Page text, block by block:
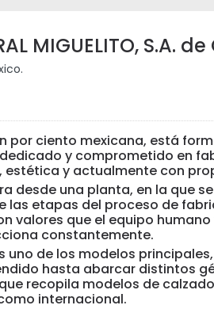
MIGUELITO, S.A. de
por ciento mexicana, está
y comprometido en
estética y actualmente con
desde una planta, en la que
las etapas del proceso de
valores que el equipo
constantemente.
uno de los modelos
hasta abarcar distintos
recopila modelos de
internacional.